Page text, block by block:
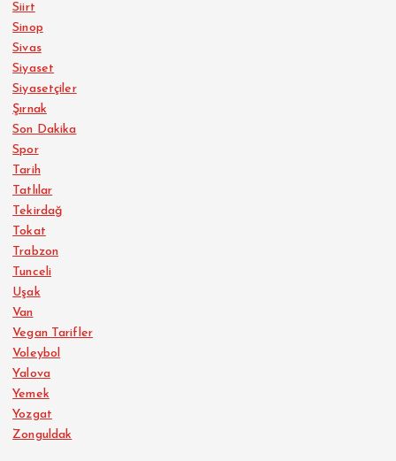
Siirt
Sinop
Sivas
Siyaset
Siyasetçiler
Şırnak
Son Dakika
Spor
Tarih
Tatlılar
Tekirdağ
Tokat
Trabzon
Tunceli
Uşak
Van
Vegan Tarifler
Voleybol
Yalova
Yemek
Yozgat
Zonguldak